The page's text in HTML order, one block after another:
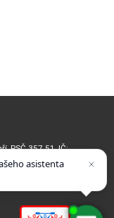
PSČ 357 51, IČ:
asistenta